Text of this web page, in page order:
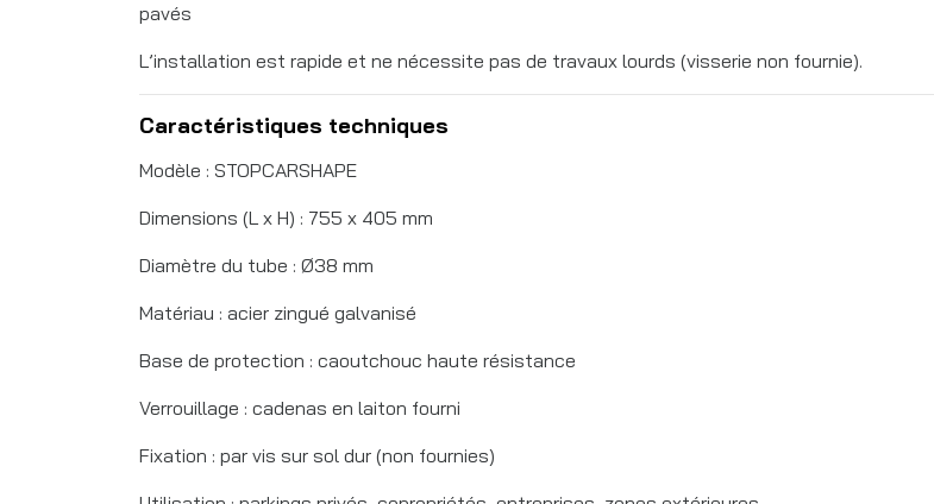
pavés
L’installation est rapide et ne nécessite pas de travaux lourds (visserie non fournie).
Caractéristiques techniques
Modèle : STOPCARSHAPE
Dimensions (L x H) : 755 x 405 mm
Diamètre du tube : Ø38 mm
Matériau : acier zingué galvanisé
Base de protection : caoutchouc haute résistance
Verrouillage : cadenas en laiton fourni
Fixation : par vis sur sol dur (non fournies)